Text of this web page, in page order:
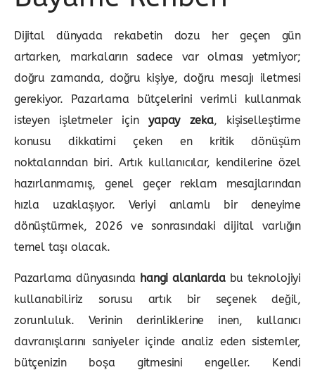
Dijital dünyada rekabetin dozu her geçen gün
artarken, markaların sadece var olması yetmiyor;
doğru zamanda, doğru kişiye, doğru mesajı iletmesi
gerekiyor. Pazarlama bütçelerini verimli kullanmak
isteyen işletmeler içinyapay zeka, kişiselleştirme
konusu dikkatimi çeken en kritik dönüşüm
noktalarından biri. Artık kullanıcılar, kendilerine özel
hazırlanmamış, genel geçer reklam mesajlarından
hızla uzaklaşıyor. Veriyi anlamlı bir deneyime
dönüştürmek, 2026 ve sonrasındaki dijital varlığın
temel taşı olacak.
Pazarlama dünyasında hangi alanlardabu teknolojiyi
kullanabiliriz sorusu artık bir seçenek değil,
zorunluluk. Verinin derinliklerine inen, kullanıcı
davranışlarını saniyeler içinde analiz eden sistemler,
bütçenizin boşa gitmesini engeller. Kendi